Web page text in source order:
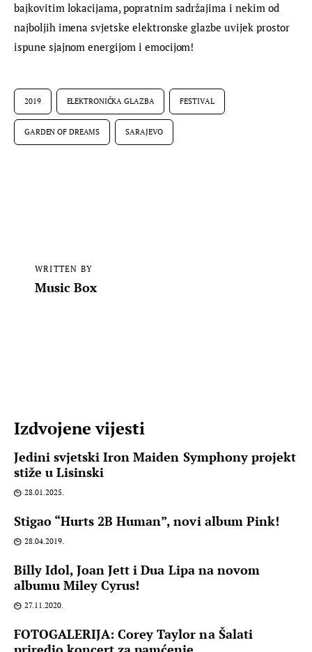
bajkovitim lokacijama, popratnim sadržajima i nekim od
najboljih imena svjetske elektronske glazbe uvijek prostor
ispune sjajnom energijom i emocijom!
2019 ELEKTRONIČKA GLAZBA FESTIVAL
GARDEN OF DREAMS SARAJEVO
WRITTEN BY
Music Box
Izdvojene vijesti
Jedini svjetski Iron Maiden Symphony projekt
stiže u Lisinski
28.01.2025.
Stigao “Hurts 2B Human”, novi album Pink!
28.04.2019.
Billy Idol, Joan Jett i Dua Lipa na novom
albumu Miley Cyrus!
27.11.2020.
FOTOGALERIJA: Corey Taylor na Šalati